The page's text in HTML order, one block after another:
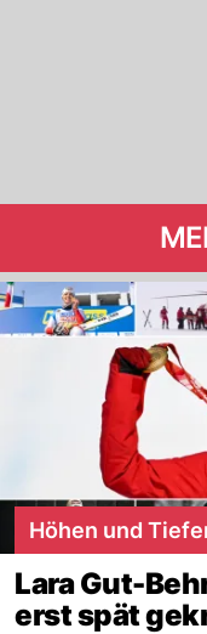
Höhen und
Lara Gut-
erst spät